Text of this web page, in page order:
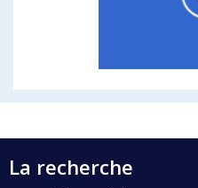
La recherche